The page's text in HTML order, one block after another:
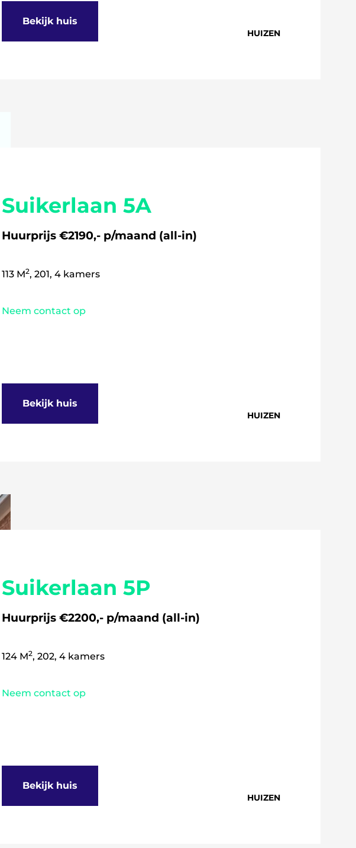
Bekijk huis
HUIZEN
Suikerlaan 5A
Huurprijs €2190,- p/maand (all-in)
113 M2, 201, 4 kamers
Neem contact op
Bekijk huis
HUIZEN
Suikerlaan 5P
Huurprijs €2200,- p/maand (all-in)
124 M2, 202, 4 kamers
Neem contact op
Bekijk huis
HUIZEN